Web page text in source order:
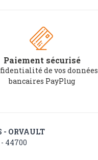
Paiement sécurisé
de vos données
bancaires PayPlug
- ORVAULT
44700